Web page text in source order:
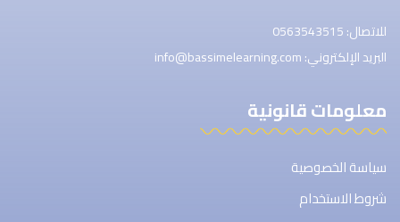
للاتصال: 0563543515
البريد الإلكتروني: info@bassimelearning.com
معلومات قانونية
سياسة الخصوصية
شروط الاستخدام